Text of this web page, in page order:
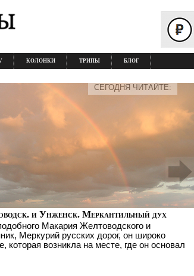
КОЛОНКИ ТРИПЫ БЛОГ
и Унженск. Меркантильный дух
Макария Желтоводского и
Меркурий русских дорог, он широко
которая возникла на месте, где он основал
СЕГОДНЯ ЧИТАЙТЕ: